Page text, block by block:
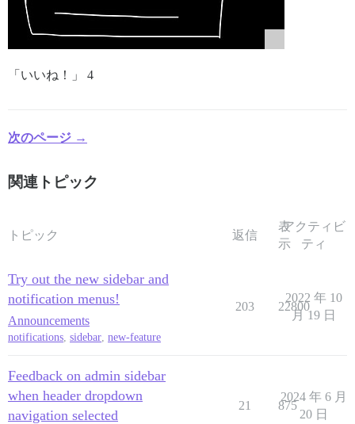
「いいね！」 4
次のページ →
関連トピック
トピック 返信
表
示
アクティビ
ティ
Try out the new sidebar and
notification menus!
Announcements
notifications sidebar new-feature
203 22800
2022 年 10
月 19 日
Feedback on admin sidebar
when header dropdown
navigation selected
21 875
2024 年 6 月
20 日